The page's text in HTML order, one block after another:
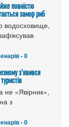
повністю
замор риб
водосховище,
- 0
з’явився
не «Явірник»,
з
- 0